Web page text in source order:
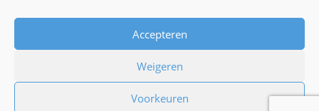
Accepteren
Weigeren
Voorkeuren
Privacyverklaring